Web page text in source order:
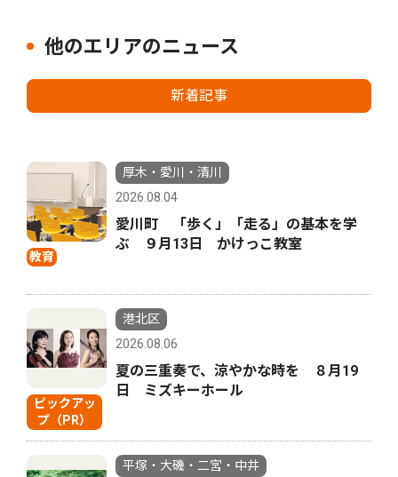
他のエリアのニュース
新着記事
教育
厚木・愛川・清川
2026.08.04
愛川町 「歩く」「走る」の基本を学
ぶ ９月13日 かけっこ教室
ピックアッ
プ（PR）
港北区
2026.08.06
夏の三重奏で、涼やかな時を ８月19
日 ミズキーホール
平塚・大磯・二宮・中井